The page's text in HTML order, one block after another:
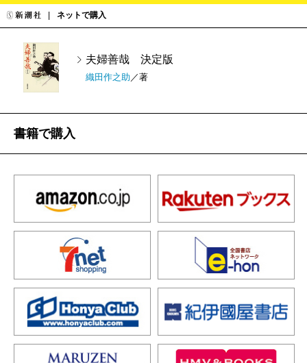
ネットで購入
夫婦善哉 決定版
織田作之助 ／著
書籍で購入